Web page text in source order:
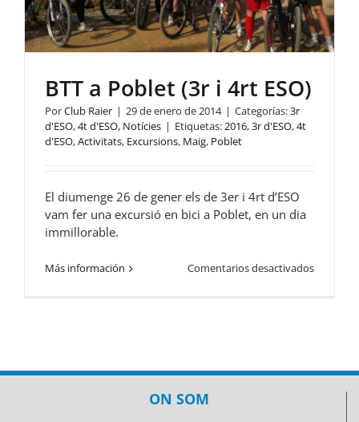
BTT a Poblet (3r i 4rt ESO)
PorClub Raier | 29 de enero de 2014 | Categorías:3r
d'ESO,4t d'ESO, Notícies | Etiquetas:2016,3r d'ESO,4t
d'ESO,Activitats, Excursions, Maig, Poblet
El diumenge 26 de gener els de 3er i 4rt d’ESO
vam fer una excursió en bici a Poblet, en un dia
immillorable.
Más información Comentarios desactivadosen
ESO)
ON SOM